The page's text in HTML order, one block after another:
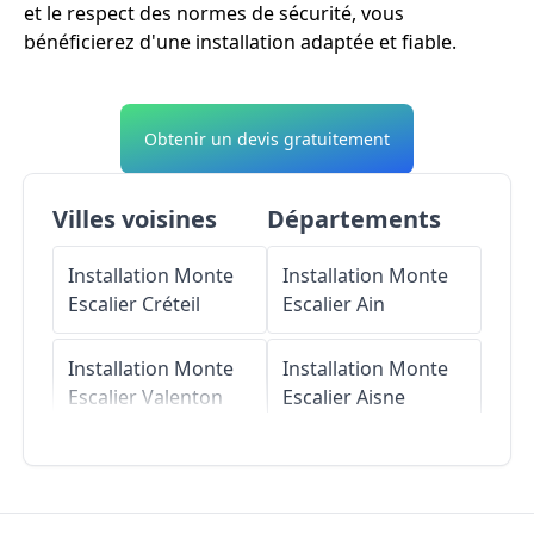
et le respect des normes de sécurité, vous
bénéficierez d'une installation adaptée et fiable.
Obtenir un devis gratuitement
Villes voisines
Installation Monte
Escalier Créteil
Installation Monte
EscalierValenton
Installation Monte
Saint-Léger
Départements
Installation Monte
EscalierAin
Installation Monte
EscalierAisne
Installation Monte